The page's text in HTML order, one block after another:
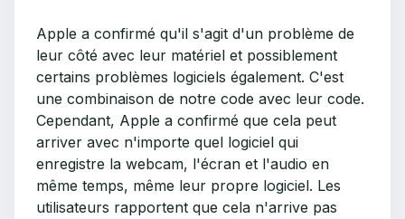
Apple a confirmé qu'il s'agit d'un problème de
leur côté avec leur matériel et possiblement
certains problèmes logiciels également. C'est
une combinaison de notre code avec leur code.
Cependant, Apple a confirmé que cela peut
arriver avec n'importe quel logiciel qui
enregistre la webcam, l'écran et l'audio en
même temps, même leur propre logiciel. Les
utilisateurs rapportent que cela n'arrive pas